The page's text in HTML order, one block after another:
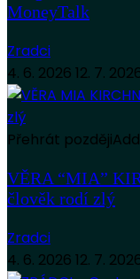
MoneyTalk
Zradci
4. 6. 2026 12. 7.
Přehrát později
VĚRA “MIA”
člověk rodí zlý
Zradci
4. 6. 2026 12. 7.